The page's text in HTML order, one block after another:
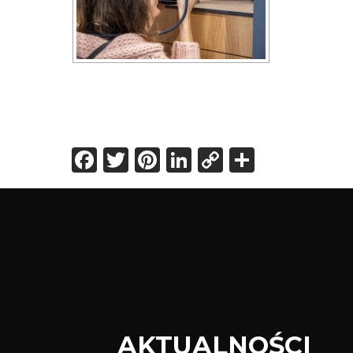
Facebook
Twitter
Pinterest
LinkedIn
Copy
Link
AKTUALNOŚCI